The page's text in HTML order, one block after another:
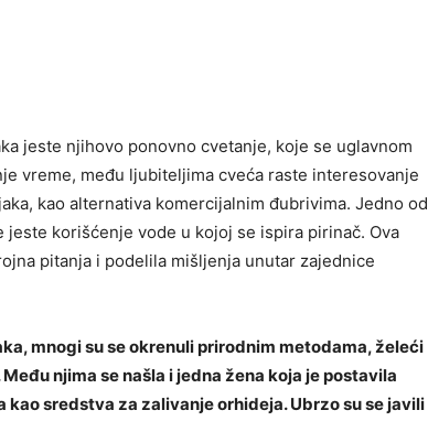
jeste njihovo ponovno cvetanje, koje se uglavnom
vreme, među ljubiteljima cveća raste interesovanje
kao alternativa komercijalnim đubrivima. Jedno od
korišćenje vode u kojoj se ispira pirinač. Ova
pitanja i podelila mišljenja unutar zajednice
mnogi su se okrenuli prirodnim metodama, želeći
njima se našla i jedna žena koja je postavila
sredstva za zalivanje orhideja. Ubrzo su se javili